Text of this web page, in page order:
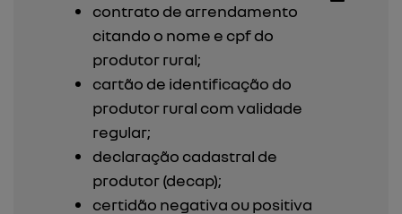
contrato de arrendamento
citando o nome e cpf do
produtor rural;
cartão de identificação do
produtor rural com validade
regular;
declaração cadastral de
produtor (decap);
certidão negativa ou positiva